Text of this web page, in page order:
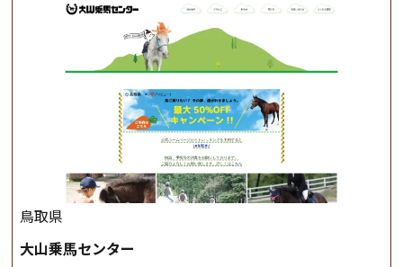
このクラスで把握し、「馬に触れること」にも慣れてい
きましょう。 スタートクラス ビギナークラスで単独で
軽速歩(けいはやあし)ができるようになったら スタート
クラスへ。 グループレッスンで馬のスピードを調整し
ながら 軽速歩・正反撞(せいはんどう)を学びます。 安定
した手綱操作と軽速歩・正反撞ができるようになれば
駈歩(かけあし)練習に入ります。 ホップクラス スタート
クラスで常歩(なみあし)や 速歩、駈歩の初歩をマスター
したら、 次は部班にて駈歩を含めた誘導練習を行いま
しょう。 ステップクラス ホップクラスまでに練習した
鳥取県
大山乗馬センター